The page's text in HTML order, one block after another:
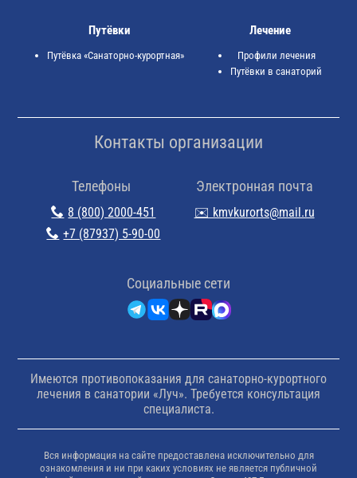
Путёвки
Путёвка «Санаторно-курортная»
Лечение
Профили лечения
Путёвки в санаторий
Контакты организации
Телефоны
8 (800) 2000-451
+7 (87937) 5-90-00
Электронная почта
✉️ kmvkurorts@mail.ru
Cоциальные сети
Имеются противопоказания для санаторно-курортного
лечения в санатории «Луч». Требуется консультация
специалиста.
Вся информация на сайте предоставлена исключительно для
ознакомления и ни при каких условиях не является публичной